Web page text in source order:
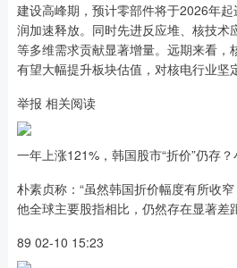
建设高峰期，预计零部件将于2026年
润加速释放。同时先进反应堆、核技术
等多维需求贡献显著增量。远期来看，
有望大幅提升板块估值，对核电行业坚
举报 相关阅读
一年上涨121%，韩国股市“折价”仍存
朴素贞称：“虽然韩国折价幅度有所收
他全球主要股指相比，仍然存在显著差
89 02-10 15:23